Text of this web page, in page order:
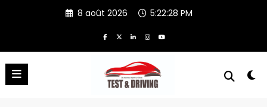
8 août 2026 5:22:29 PM